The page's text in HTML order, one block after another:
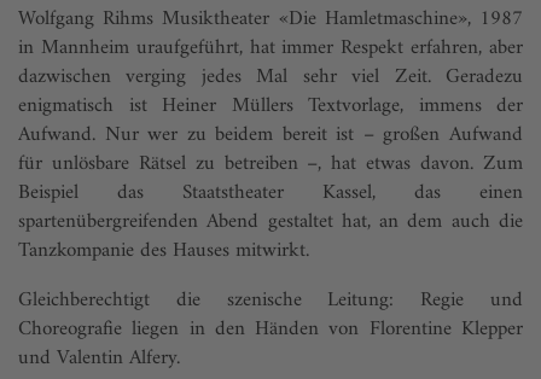
Wolfgang Rihms Musiktheater «Die Hamletmaschine», 1987
in Mannheim uraufgeführt, hat immer Respekt erfahren, aber
dazwischen verging jedes Mal sehr viel Zeit. Geradezu
enigmatisch ist Heiner Müllers Textvorlage, immens der
Aufwand. Nur wer zu beidem bereit ist – großen Aufwand
für unlösbare Rätsel zu betreiben –, hat etwas davon. Zum
Beispiel das Staatstheater Kassel, das einen
spartenübergreifenden Abend gestaltet hat, an dem auch die
Tanzkompanie des Hauses mitwirkt.
Gleichberechtigt die szenische Leitung: Regie und
Choreografie liegen in den Händen von Florentine Klepper
und Valentin Alfery.